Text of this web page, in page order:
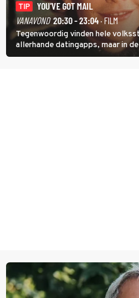
TIP
YOU'VE GOT MAIL
VANAVOND 20:30 - 23:04· FILM
Tegenwoordig vinden hele
allerhande datingapps, maar in
nog in de kinderschoenen. In de